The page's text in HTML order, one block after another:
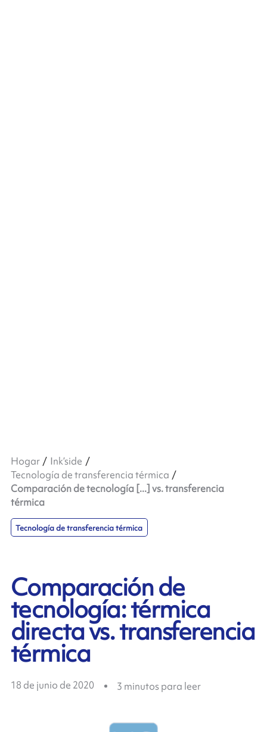
Hogar
Ink’side
Tecnología de transferencia térmica
Comparación de tecnología [...] vs. transferencia
térmica
Tecnología de transferencia térmica
Comparación de
tecnología: térmica
directa vs. transferencia
térmica
18 de junio de 2020 3 minutos para leer